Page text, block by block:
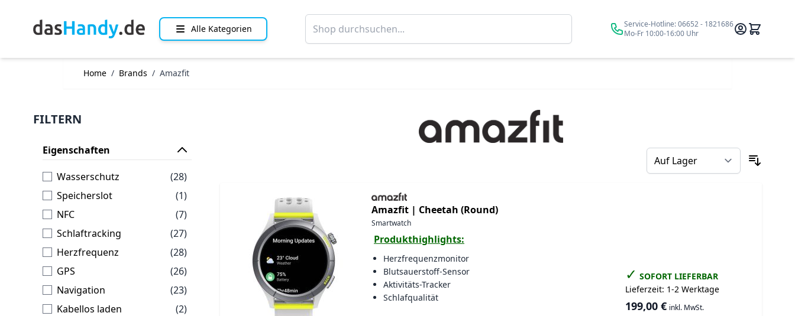
Alle Kategorien
Suche Service-Hotline:06652 - 1821686
Mo-Fr 10:00-16:00 Uhr
Home / Brands / Amazfit
FILTERN
Eigenschaften
Wasserschutz (28)Artikel
Speicherslot
(1)Artikel
NFC
(7)Artikel
Schlaftracking
(27)Artikel
Herzfrequenz
(28)Artikel
GPS
(26)Artikel
Navigation
(23)Artikel
Kabellos laden
(2)Artikel
Amazfit | Cheetah (Round)
Smartwatch
Produkthighlights:
Herzfrequenzmonitor
Blutsauerstoff-Sensor
Aktivitäts-Tracker
Schlafqualität
✓ SOFORT LIEFERBAR
Lieferzeit: 1-2 Werktage
199,00 € inkl. MwSt.